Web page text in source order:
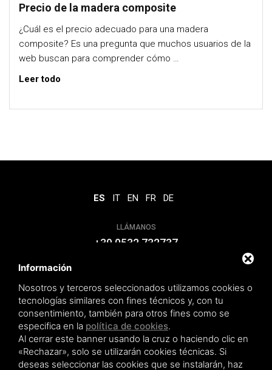
Precio de la madera composite
¿Cuál es el precio adecuado para una madera
composite? Es una pregunta que muchos usuarios de la
web buscan para comprender cómo …
Leer todo
ES IT EN FR DE
LLÁMANOS
+39 0532 732737
Via Erasmo da Rotterdam 29,
44122 Ferrara - ITALY
E-MAIL
info@novowood.it
Información
Nosotros y terceros seleccionados utilizamos cookies o
tecnologías similares con fines técnicos y, con tu
consentimiento, también para otros fines como se
especifica en la política de cookies.
Al cerrar este banner usando la cruz o haciendo clic en
«Rechazar», solo se utilizarán cookies técnicas. Si
deseas seleccionar las cookies que se instalarán, haz